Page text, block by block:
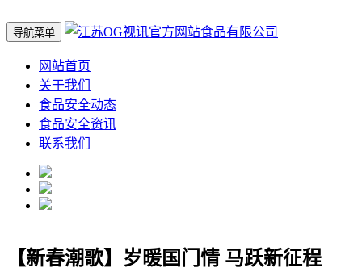
导航菜单
网站首页
关于我们
食品安全动态
食品安全资讯
联系我们
【新春潮歌】岁暖国门情 马跃新征程